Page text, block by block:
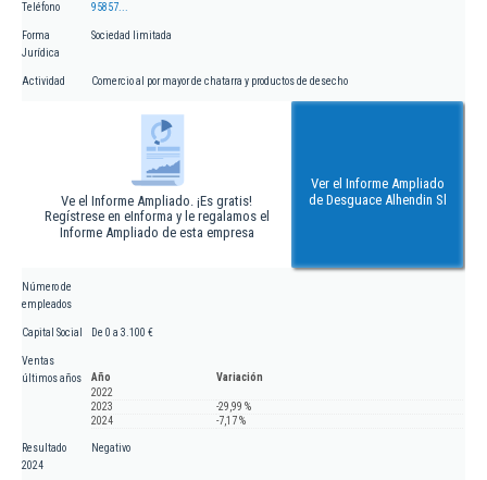
Teléfono 95857...
Forma
Jurídica
Sociedad limitada
Actividad Comercio al por mayor de chatarra y productos de desecho
Ve el Informe Ampliado. ¡Es gratis!
Regístrese en eInforma y le regalamos el
Informe Ampliado de esta empresa
Ver el Informe Ampliado
de Desguace Alhendin Sl
Número de
empleados
Capital Social De 0 a 3.100 €
Ventas
últimos años
Año
Variación
2022
2023
-29,99 %
2024
-7,17 %
Resultado
2024
Negativo